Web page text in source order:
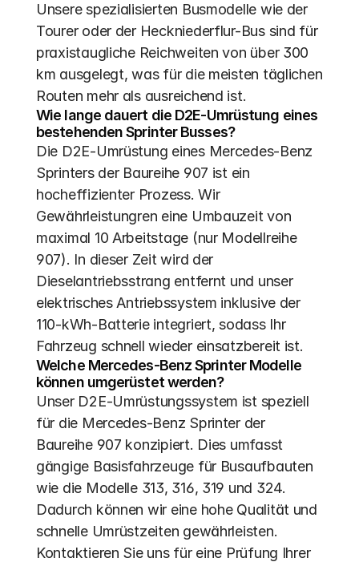
Unsere spezialisierten Busmodelle wie der
Tourer oder der Heckniederflur-Bus sind für
praxistaugliche Reichweiten von über 300
km ausgelegt, was für die meisten täglichen
Routen mehr als ausreichend ist.
Wie lange dauert die D2E-Umrüstung eines
bestehenden Sprinter Busses?
Die D2E-Umrüstung eines Mercedes-Benz
Sprinters der Baureihe 907 ist ein
hocheffizienter Prozess. Wir
Gewährleistungren eine Umbauzeit von
maximal 10 Arbeitstage (nur Modellreihe
907). In dieser Zeit wird der
Dieselantriebsstrang entfernt und unser
elektrisches Antriebssystem inklusive der
110-kWh-Batterie integriert, sodass Ihr
Fahrzeug schnell wieder einsatzbereit ist.
Welche Mercedes-Benz Sprinter Modelle
können umgerüstet werden?
Unser D2E-Umrüstungssystem ist speziell
für die Mercedes-Benz Sprinter der
Baureihe 907 konzipiert. Dies umfasst
gängige Basisfahrzeuge für Busaufbauten
wie die Modelle 313, 316, 319 und 324.
Dadurch können wir eine hohe Qualität und
schnelle Umrüstzeiten gewährleisten.
Kontaktieren Sie uns für eine Prüfung Ihrer